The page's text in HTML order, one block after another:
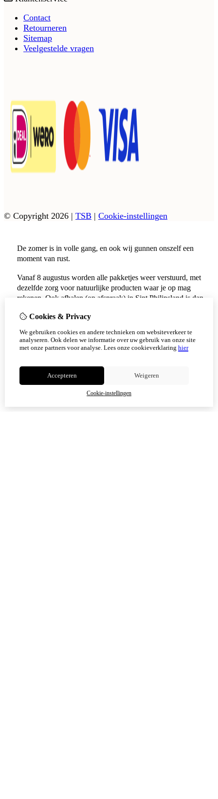
Contact
Retourneren
Sitemap
Veelgestelde vragen
© Copyright 2026 | TSB | Cookie-instellingen
Cookies & Privacy
We gebruiken cookies en andere technieken om websiteverkeer te
analyseren. Ook delen we informatie over uw gebruik van onze site
met onze partners voor analyse. Lees onze cookieverklaring hier
Accepteren Weigeren
Cookie-instellingen
De zomer is in volle gang, en ook wij gunnen onszelf een
moment van rust.
Vanaf 8 augustus worden alle pakketjes weer verstuurd, met
dezelfde zorg voor natuurlijke producten waar je op mag
rekenen. Ook afhalen (op afspraak) in Sint Philipsland is dan
Vanaf 17 augustus zijn alle afhaalpunten (Tholen en
Scherpenisse) weer geopend.